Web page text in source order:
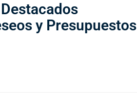
y Presupuestos